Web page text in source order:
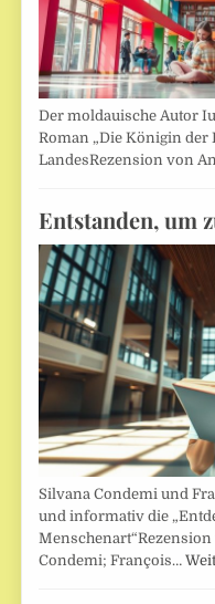
Der moldauische Autor
Roman „Die Königin der
LandesRezension von
Entstanden, um
Silvana Condemi und
und informativ die
Condemi; François…